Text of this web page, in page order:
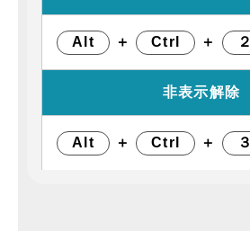
Alt ＋ Ctrl ＋ ２
非表示解除
Alt ＋ Ctrl ＋ ３